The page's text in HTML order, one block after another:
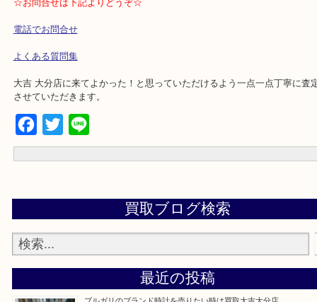
・オープンして7年間、店長一人で接客しておりますので すぐに顔
。
・店舗前に10台分の無料駐車場がございますのでお車でのご来店も
・事前連絡いただければ営業時間終了後の鑑定も相談可能！
電話でお問合せ
大吉 大分店に来てよかった！と思っていただけるよう一点一点丁
Facebook
Twitter
Line